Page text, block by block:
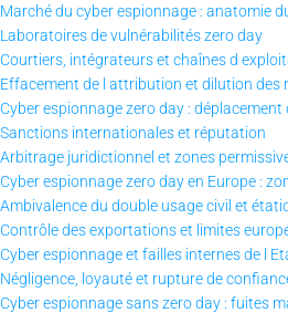
Marché du cyber espionnage : anatomie
Laboratoires de vulnérabilités zero day
Courtiers, intégrateurs et chaînes d
Effacement de l attribution et dilution des
Cyber espionnage zero day :
Sanctions internationales et réputation
Arbitrage juridictionnel et zones
Cyber espionnage zero day en Europe :
Ambivalence du double usage civil et
Contrôle des exportations et limites
Cyber espionnage et failles internes de l
Négligence, loyauté et rupture de
Cyber espionnage sans zero day : fuites